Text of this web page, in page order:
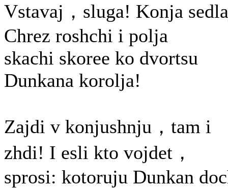
Vstavaj，sluga! Konja
Chrez roshchi i polja
skachi skoree ko dvortsu
Dunkana korolja!
Zajdi v konjushnju，tam i
zhdi! I esli kto vojdet，
sprosi: kotoruju Dunkan